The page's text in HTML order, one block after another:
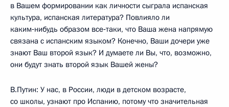
в Вашем формировании как личности сыграла испанская
культура, испанская литература? Повлияло ли
каким‑нибудь образом все‑таки, что Ваша жена напрямую
связана с испанским языком? Конечно, Ваши дочери уже
знают Ваш второй язык? И думаете ли Вы, что, возможно,
они будут знать второй язык Вашей жены?
В.Путин: У нас, в России, люди в детском возрасте,
со школы, узнают про Испанию, потому что значительная